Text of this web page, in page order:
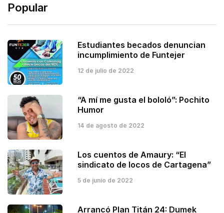
Popular
Estudiantes becados denuncian
incumplimiento de Funtejer
12 de julio de 2022
“A mí me gusta el bololó”: Pochito
Humor
14 de agosto de 2022
Los cuentos de Amaury: “El
sindicato de locos de Cartagena”
5 de junio de 2022
Arrancó Plan Titán 24: Dumek